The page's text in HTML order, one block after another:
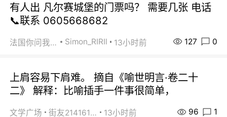
有人出 凡尔赛城堡的门票吗？ 需要几张 电话
📞联系 0605668682
法国你问我答 Simon_RIRIl 13小时前 127 0
上肩容易下肩难。 摘自《喻世明言·卷二十
二》 解释：比喻插手一件事很简单，
文学广场 街友21416156 13小时前 96 1